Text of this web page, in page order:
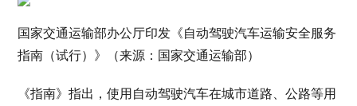
国家交通运输部办公厅印发《自动驾驶汽车运输安全服务
指南（试行）》（来源：国家交通运输部）
《指南》指出，使用自动驾驶汽车在城市道路、公路等用